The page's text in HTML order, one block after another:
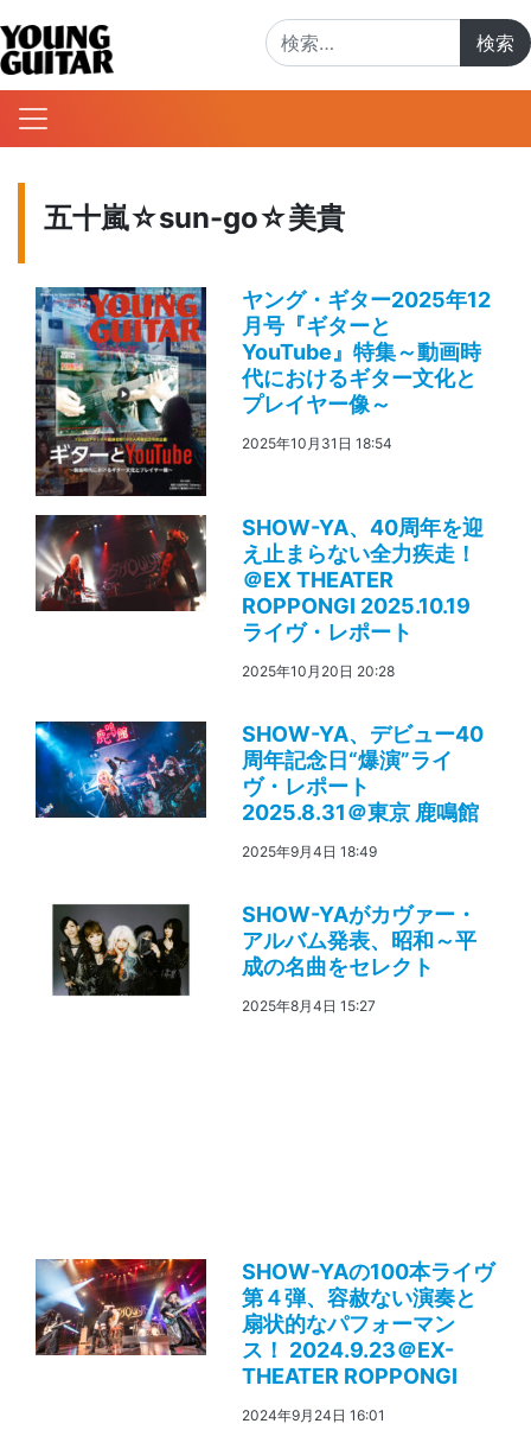
五十嵐☆sun-go☆美貴
ヤング・ギター2025年12
月号『ギターと
YouTube』特集～動画時
代におけるギター文化と
プレイヤー像～
2025年10月31日 18:54
SHOW-YA、40周年を迎
え止まらない全力疾走！
＠EX THEATER
ROPPONGI 2025.10.19
ライヴ・レポート
2025年10月20日 20:28
SHOW-YA、デビュー40
周年記念日“爆演”ライ
ヴ・レポート
2025.8.31＠東京 鹿鳴館
2025年9月4日 18:49
SHOW-YAがカヴァー・
アルバム発表、昭和～平
成の名曲をセレクト
2025年8月4日 15:27
SHOW-YAの100本ライヴ
第４弾、容赦ない演奏と
扇状的なパフォーマン
ス！ 2024.9.23＠EX-
THEATER ROPPONGI
2024年9月24日 16:01